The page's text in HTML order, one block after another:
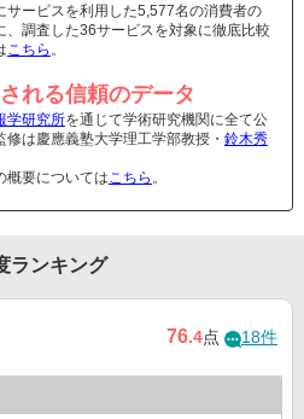
サービスを利用した5,577名の消費者の
、調査した36サービスを対象に徹底比較
こちら 。
れる信頼のデータ
学研究所を通じて学術研究機関に全て公
は慶應義塾大学理工学部教授・ 鈴木秀
概要についてはこちら 。
ランキング
76.4点 18件